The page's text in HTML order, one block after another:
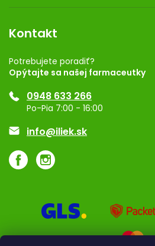
Dermocentrum
Rozhodnutie na prevádzku
Registrácia
Ponuka pre firmy
Značky
Kontakt
Potrebujete poradiť?
Opýtajte sa našej farmaceutky
0948 633 266
Po-Pia 7:00 - 16:00
info@iliek.sk